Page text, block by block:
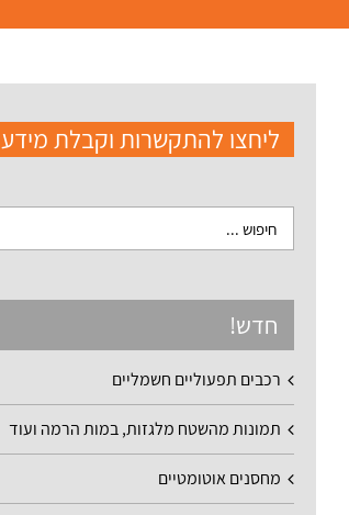
ליחצו להתקשרות וקבלת מידע
חדש!
רכבים תפעוליים חשמליים
תמונות מהשטח מלגזות, במות הרמה ועוד
מחסנים אוטומטיים